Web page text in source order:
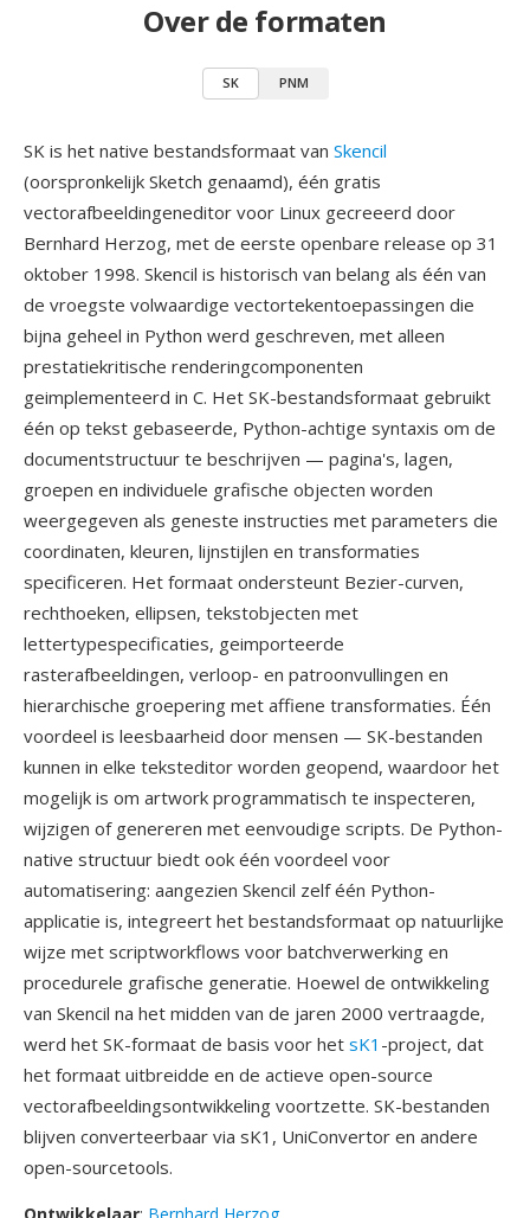
Over de formaten
SK PNM
SK is het native bestandsformaat van Skencil
(oorspronkelijk Sketch genaamd), één gratis
vectorafbeeldingeneditor voor Linux gecreeerd door
Bernhard Herzog, met de eerste openbare release op 31
oktober 1998. Skencil is historisch van belang als één van
de vroegste volwaardige vectortekentoepassingen die
bijna geheel in Python werd geschreven, met alleen
prestatiekritische renderingcomponenten
geimplementeerd in C. Het SK-bestandsformaat gebruikt
één op tekst gebaseerde, Python-achtige syntaxis om de
documentstructuur te beschrijven — pagina's, lagen,
groepen en individuele grafische objecten worden
weergegeven als geneste instructies met parameters die
coordinaten, kleuren, lijnstijlen en transformaties
specificeren. Het formaat ondersteunt Bezier-curven,
rechthoeken, ellipsen, tekstobjecten met
lettertypespecificaties, geimporteerde
rasterafbeeldingen, verloop- en patroonvullingen en
hierarchische groepering met affiene transformaties. Één
voordeel is leesbaarheid door mensen — SK-bestanden
kunnen in elke teksteditor worden geopend, waardoor het
mogelijk is om artwork programmatisch te inspecteren,
wijzigen of genereren met eenvoudige scripts. De Python-
native structuur biedt ook één voordeel voor
automatisering: aangezien Skencil zelf één Python-
applicatie is, integreert het bestandsformaat op natuurlijke
wijze met scriptworkflows voor batchverwerking en
procedurele grafische generatie. Hoewel de ontwikkeling
van Skencil na het midden van de jaren 2000 vertraagde,
werd het SK-formaat de basis voor het sK1 -project, dat
het formaat uitbreidde en de actieve open-source
vectorafbeeldingsontwikkeling voortzette. SK-bestanden
blijven converteerbaar via sK1, UniConvertor en andere
open-sourcetools.